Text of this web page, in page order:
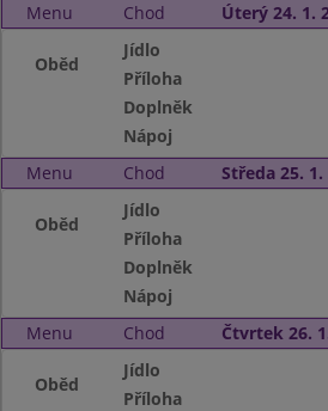
Menu
Chod Úterý 24. 1.
Oběd
Jídlo
Příloha
Doplněk
Nápoj
Menu
Chod Středa 25. 1.
Oběd
Jídlo
Příloha
Doplněk
Nápoj
Menu
Chod Čtvrtek 26.
Oběd
Jídlo
Příloha